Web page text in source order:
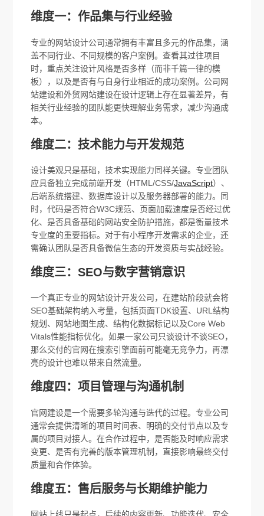
维度一：作品集与行业经验
专业的网站设计公司通常拥有丰富且多元的作品集，涵
盖不同行业、不同规模的客户案例。查看其过往项目
时，重点关注设计风格是否多样（而非千篇一律的模
板），以及是否有与自身行业相近的成功案例。公司网
站建设和外贸网站建设在设计逻辑上存在显著差异，有
相关行业经验的团队能更快理解业务需求，减少沟通成
本。
维度二：技术能力与开发规范
设计美观只是基础，技术实现能力同样关键。专业团队
应具备独立完成前端开发（HTML/CSS/JavaScript）、
后端系统搭建、数据库设计以及服务器部署的能力。同
时，代码是否符合W3C规范、页面加载速度是否经过优
化、是否具备基础的网站安全防护措施，都是衡量技术
专业度的重要指标。对于有小程序开发需求的企业，还
需确认团队是否具备微信生态的开发资质与实战经验。
维度三：SEO与数字营销意识
一个真正专业的网站设计开发公司，在建站阶段就会将
SEO基础架构纳入考量，包括页面TDK设置、URL结构
规划、网站地图生成、结构化数据标记以及Core Web
Vitals性能指标优化。如果一家公司只谈设计不谈SEO，
那么交付的官网在搜索引擎面前可能毫无竞争力，再漂
亮的设计也难以带来自然流量。
维度四：项目管理与沟通机制
官网建设是一个需要多轮沟通与迭代的过程。专业公司
通常会提供清晰的项目时间表、明确的交付节点以及专
属的项目对接人。在合作过程中，是否能及时响应需求
变更、是否有完善的版本管理机制，直接影响最终交付
质量和合作体验。
维度五：售后服务与长期维护能力